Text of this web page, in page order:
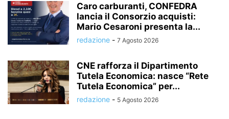
Caro carburanti, CONFEDRA
lancia il Consorzio acquisti:
Mario Cesaroni presenta la...
redazione - 7 Agosto 2026
CNE rafforza il Dipartimento
Tutela Economica: nasce “Rete
Tutela Economica” per...
redazione - 5 Agosto 2026